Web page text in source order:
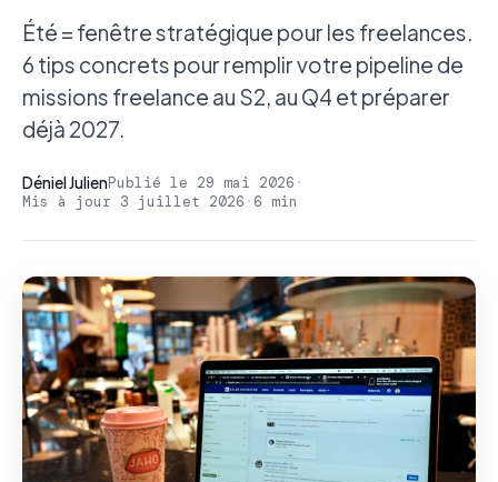
Été = fenêtre stratégique pour les freelances.
6 tips concrets pour remplir votre pipeline de
missions freelance au S2, au Q4 et préparer
déjà 2027.
Déniel JulienPublié le 29 mai 2026 ·
Mis à jour 3 juillet 2026 · 6 min